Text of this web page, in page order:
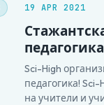
технологиите,
Каним…
19 APR 2021
педагогика
Sci-High
педагогика!
на учители и